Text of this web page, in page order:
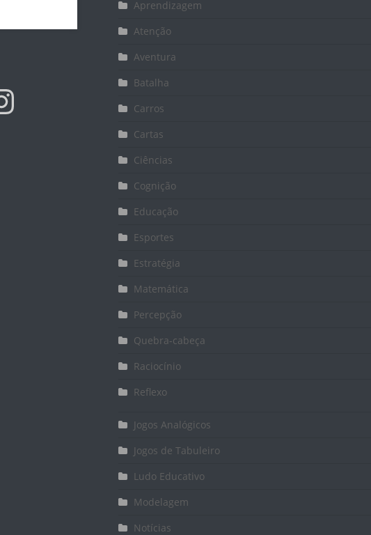
Aprendizagem
Atenção
Aventura
Batalha
Carros
Cartas
Ciências
Cognição
Educação
Esportes
Estratégia
Matemática
Percepção
Quebra-cabeça
Raciocínio
Reflexo
Jogos Analógicos
Jogos de Tabuleiro
Ludo Educativo
Modelagem
Notícias